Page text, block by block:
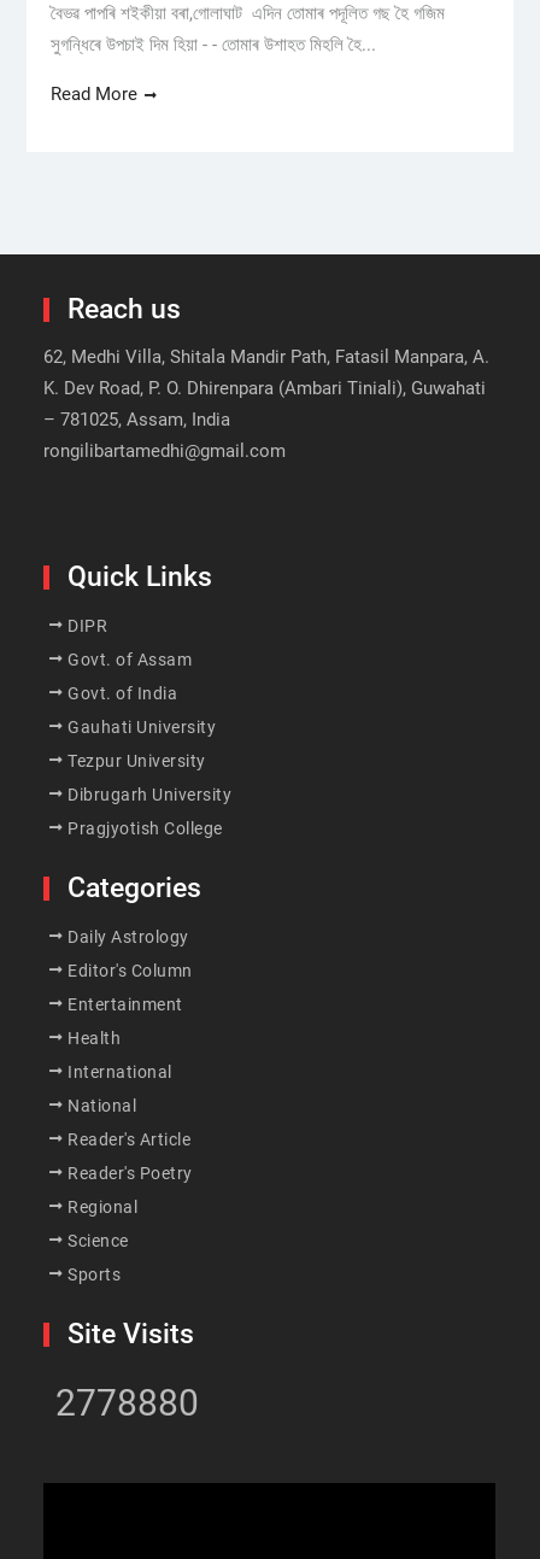
বৈভৱ পাপৰি শইকীয়া বৰা,গোলাঘাট এদিন তোমাৰ পদূলিত গছ হৈ গজিম
সুগন্ধিৰে উপচাই দিম হিয়া - - তোমাৰ উশাহত মিহলি হৈ...
Read More
Reach us
62, Medhi Villa, Shitala Mandir Path, Fatasil Manpara, A.
K. Dev Road, P. O. Dhirenpara (Ambari Tiniali), Guwahati
– 781025, Assam, India
rongilibartamedhi@gmail.com
Quick Links
DIPR
Govt. of Assam
Govt. of India
Gauhati University
Tezpur University
Dibrugarh University
Pragjyotish College
Categories
Daily Astrology
Editor's Column
Entertainment
Health
International
National
Reader's Article
Reader's Poetry
Regional
Science
Sports
Site Visits
2778880